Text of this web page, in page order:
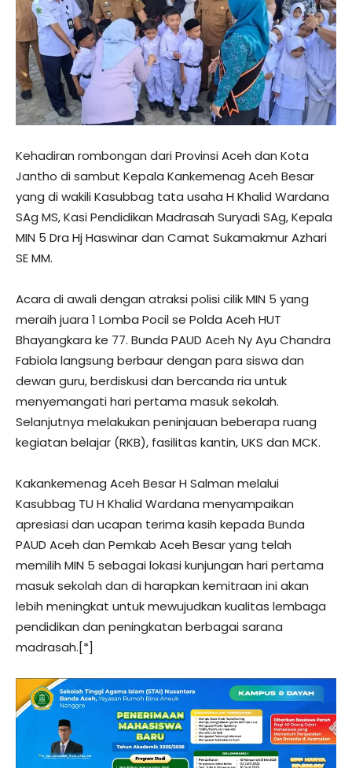
Kehadiran rombongan dari Provinsi Aceh dan Kota
Jantho di sambut Kepala Kankemenag Aceh Besar
yang di wakili Kasubbag tata usaha H Khalid Wardana
SAg MS, Kasi Pendidikan Madrasah Suryadi SAg, Kepala
MIN 5 Dra Hj Haswinar dan Camat Sukamakmur Azhari
SE MM.
Acara di awali dengan atraksi polisi cilik MIN 5 yang
meraih juara 1 Lomba Pocil se Polda Aceh HUT
Bhayangkara ke 77. Bunda PAUD Aceh Ny Ayu Chandra
Fabiola langsung berbaur dengan para siswa dan
dewan guru, berdiskusi dan bercanda ria untuk
menyemangati hari pertama masuk sekolah.
Selanjutnya melakukan peninjauan beberapa ruang
kegiatan belajar (RKB), fasilitas kantin, UKS dan MCK.
Kakankemenag Aceh Besar H Salman melalui
Kasubbag TU H Khalid Wardana menyampaikan
apresiasi dan ucapan terima kasih kepada Bunda
PAUD Aceh dan Pemkab Aceh Besar yang telah
memilih MIN 5 sebagai lokasi kunjungan hari pertama
masuk sekolah dan di harapkan kemitraan ini akan
lebih meningkat untuk mewujudkan kualitas lembaga
pendidikan dan peningkatan berbagai sarana
madrasah.[*]